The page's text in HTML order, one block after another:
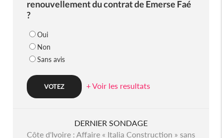
renouvellement du contrat de Emerse Faé
?
Oui
Non
Sans avis
+ Voir les resultats
DERNIER SONDAGE
Côte d'Ivoire : Affaire « Italia Construction » sans